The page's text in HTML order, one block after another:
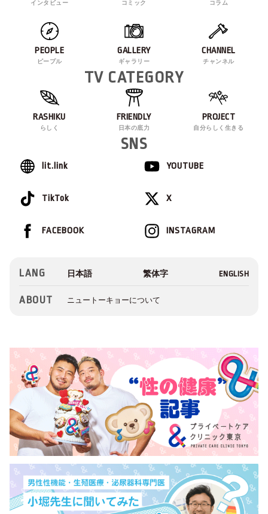
インタビュー コミック コラム
PEOPLE
ピープル
GALLERY
ギャラリー
CHANNEL
チャンネル
TV CATEGORY
RASHIKU
らしく
FRIENDLY
日本の底力
PROJECT
自分らしく生きる
SNS
lit.link YOUTUBE
TikTok X
INSTAGRAM
FACEBOOK
LANG
ABOUT ニュートーキョーについて